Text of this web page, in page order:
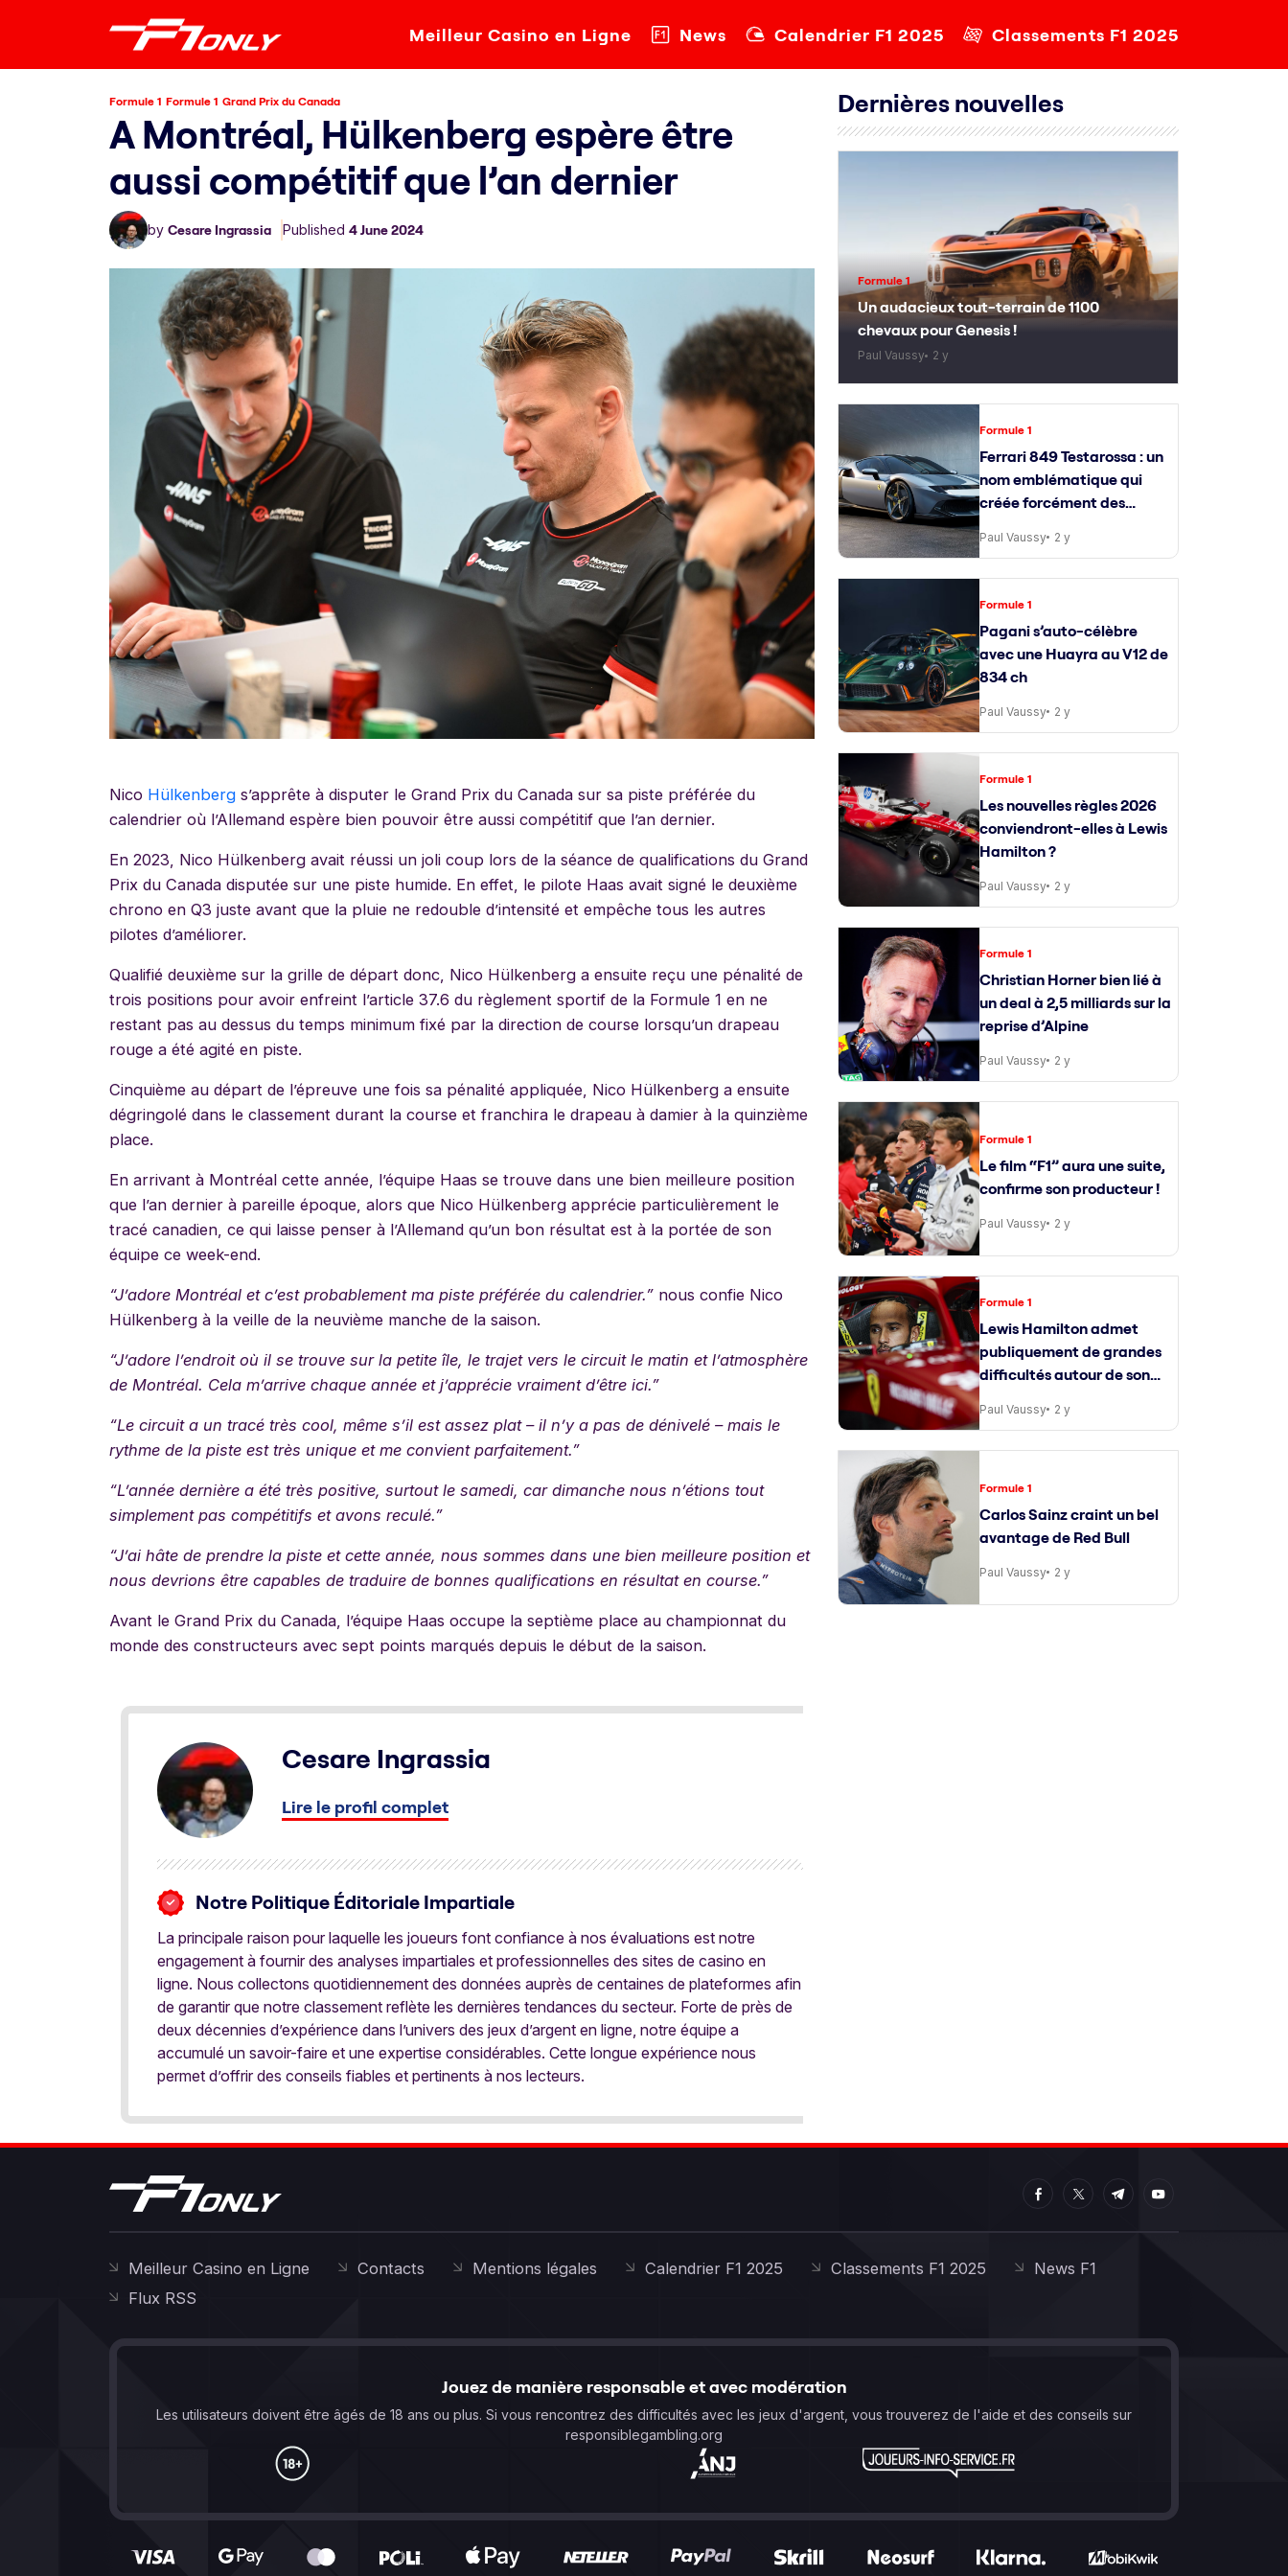
Meilleur Casino en Ligne News Calendrier F1 2025 Classements F1 2025
Formule 1 Formule 1 Grand Prix du Canada
A Montréal, Hülkenberg espère être
aussi compétitif que l’an dernier
by Cesare Ingrassia Published 4 June 2024
Nico Hülkenberg s’apprête à disputer le Grand Prix du Canada sur sa piste préférée du
calendrier où l’Allemand espère bien pouvoir être aussi compétitif que l’an dernier.
En 2023, Nico Hülkenberg avait réussi un joli coup lors de la séance de qualifications du Grand
Prix du Canada disputée sur une piste humide. En effet, le pilote Haas avait signé le deuxième
chrono en Q3 juste avant que la pluie ne redouble d’intensité et empêche tous les autres
pilotes d’améliorer.
Qualifié deuxième sur la grille de départ donc, Nico Hülkenberg a ensuite reçu une pénalité de
trois positions pour avoir enfreint l’article 37.6 du règlement sportif de la Formule 1 en ne
restant pas au dessus du temps minimum fixé par la direction de course lorsqu’un drapeau
rouge a été agité en piste.
Cinquième au départ de l’épreuve une fois sa pénalité appliquée, Nico Hülkenberg a ensuite
dégringolé dans le classement durant la course et franchira le drapeau à damier à la quinzième
place.
En arrivant à Montréal cette année, l’équipe Haas se trouve dans une bien meilleure position
que l’an dernier à pareille époque, alors que Nico Hülkenberg apprécie particulièrement le
tracé canadien, ce qui laisse penser à l’Allemand qu’un bon résultat est à la portée de son
équipe ce week-end.
“J’adore Montréal et c’est probablement ma piste préférée du calendrier.” nous confie Nico
Hülkenberg à la veille de la neuvième manche de la saison.
“J’adore l’endroit où il se trouve sur la petite île, le trajet vers le circuit le matin et l’atmosphère
de Montréal. Cela m’arrive chaque année et j’apprécie vraiment d’être ici.”
“Le circuit a un tracé très cool, même s’il est assez plat – il n’y a pas de dénivelé – mais le
rythme de la piste est très unique et me convient parfaitement.”
“L’année dernière a été très positive, surtout le samedi, car dimanche nous n’étions tout
simplement pas compétitifs et avons reculé.”
“J’ai hâte de prendre la piste et cette année, nous sommes dans une bien meilleure position et
nous devrions être capables de traduire de bonnes qualifications en résultat en course.”
Avant le Grand Prix du Canada, l’équipe Haas occupe la septième place au championnat du
monde des constructeurs avec sept points marqués depuis le début de la saison.
Cesare Ingrassia
Lire le profil complet
Notre Politique Éditoriale Impartiale
La principale raison pour laquelle les joueurs font confiance à nos évaluations est notre
engagement à fournir des analyses impartiales et professionnelles des sites de casino en
ligne. Nous collectons quotidiennement des données auprès de centaines de plateformes afin
de garantir que notre classement reflète les dernières tendances du secteur. Forte de près de
deux décennies d’expérience dans l’univers des jeux d’argent en ligne, notre équipe a
accumulé un savoir-faire et une expertise considérables. Cette longue expérience nous
permet d’offrir des conseils fiables et pertinents à nos lecteurs.
Dernières nouvelles
Formule 1
Un audacieux tout-terrain de 1100
chevaux pour Genesis !
Paul Vaussy 2 y
Formule 1
Ferrari 849 Testarossa : un
nom emblématique qui
créée forcément des
attentes
Paul Vaussy 2 y
Formule 1
Pagani s’auto-célèbre
avec une Huayra au V12 de
834 ch
Paul Vaussy 2 y
Formule 1
Les nouvelles règles 2026
conviendront-elles à Lewis
Hamilton ?
Paul Vaussy 2 y
Formule 1
Christian Horner bien lié à
un deal à 2,5 milliards sur la
reprise d’Alpine
Paul Vaussy 2 y
Formule 1
Le film “F1” aura une suite,
confirme son producteur !
Paul Vaussy 2 y
Formule 1
Lewis Hamilton admet
publiquement de grandes
difficultés autour de son
ingénieur de course
Paul Vaussy 2 y
Formule 1
Carlos Sainz craint un bel
avantage de Red Bull
Paul Vaussy 2 y
Meilleur Casino en Ligne Contacts Mentions légales Calendrier F1 2025 Classements F1 2025
News F1
Flux RSS
Jouez de manière responsable et avec modération
Les utilisateurs doivent être âgés de 18 ans ou plus. Si vous rencontrez des difficultés avec les jeux d'argent, vous trouverez de l'aide et des conseils sur
responsiblegambling.org